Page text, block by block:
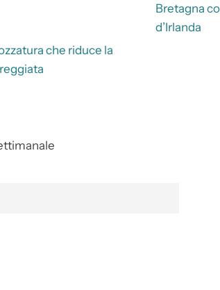
Bretagna
d’Irlanda
che riduce la